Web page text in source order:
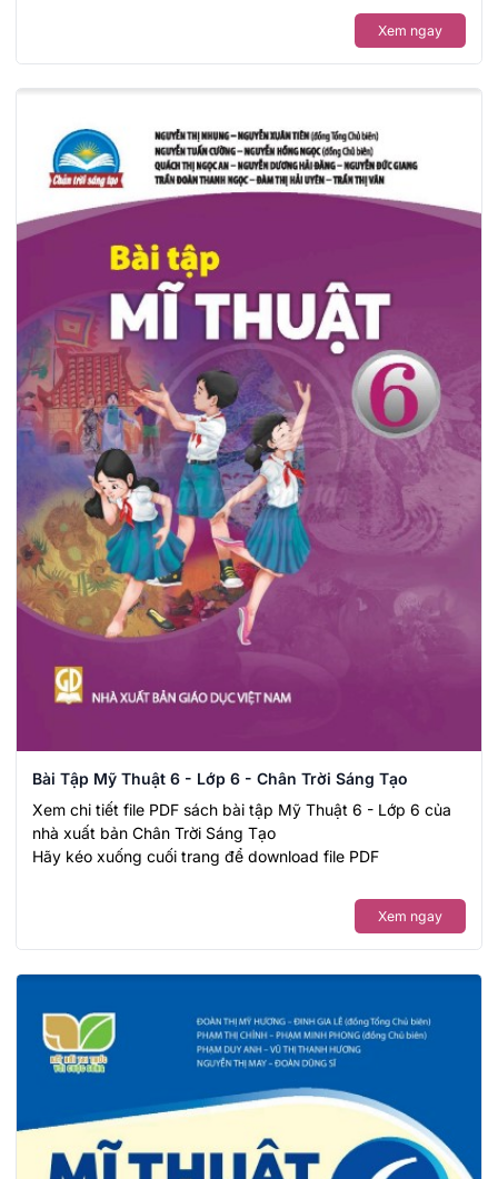
Xem ngay
Bài Tập Mỹ Thuật 6 - Lớp 6 - Chân Trời Sáng Tạo
Xem chi tiết file PDF sách bài tập Mỹ Thuật 6 - Lớp 6 của
nhà xuất bản Chân Trời Sáng Tạo
Hãy kéo xuống cuối trang để download file PDF
Xem ngay